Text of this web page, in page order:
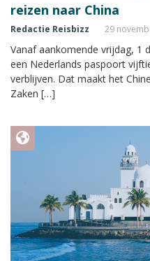
reizen naar China
Redactie Reisbizz 29
Vanaf aankomende vrijdag, 1
een Nederlands paspoort
verblijven. Dat maakt het
Zaken […]